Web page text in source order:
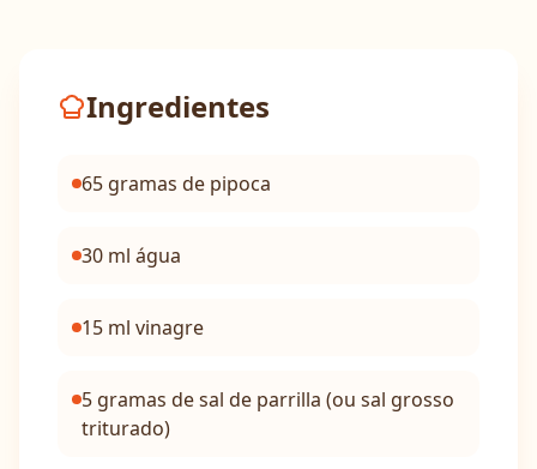
Ingredientes
65 gramas de pipoca
30 ml água
15 ml vinagre
5 gramas de sal de parrilla (ou sal grosso
triturado)